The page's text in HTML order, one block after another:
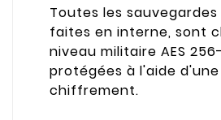
Toutes les
faites en interne, sont
niveau militaire AES
protégées à l'aide
chiffrement.